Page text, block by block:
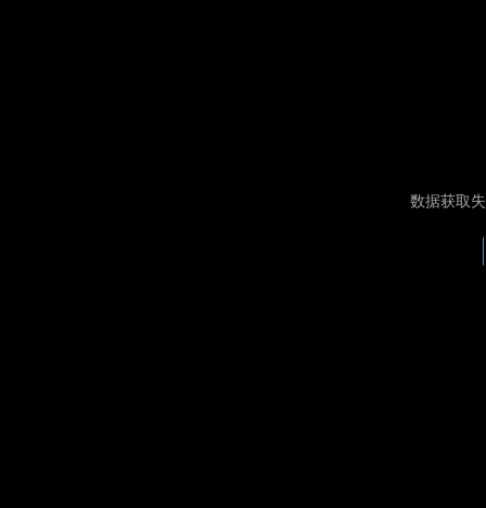
数据获取